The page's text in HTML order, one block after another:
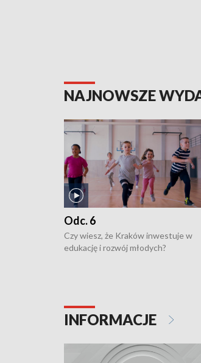
NAJNOWSZE
Odc. 6
Czy wiesz, że Kraków inwestuje w
edukację i rozwój młodych?
INFORMACJE